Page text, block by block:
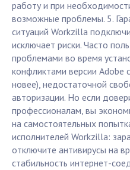
работу и при
возможные проблемы. 5.
ситуаций Workzilla
исключает риски. Часто
проблемами во время
конфликтами версии Adobe
новее), недостаточной
авторизации. Но если
профессионалам, вы
на самостоятельных
исполнителей Workzilla:
отключите антивирусы на
стабильность интернет-